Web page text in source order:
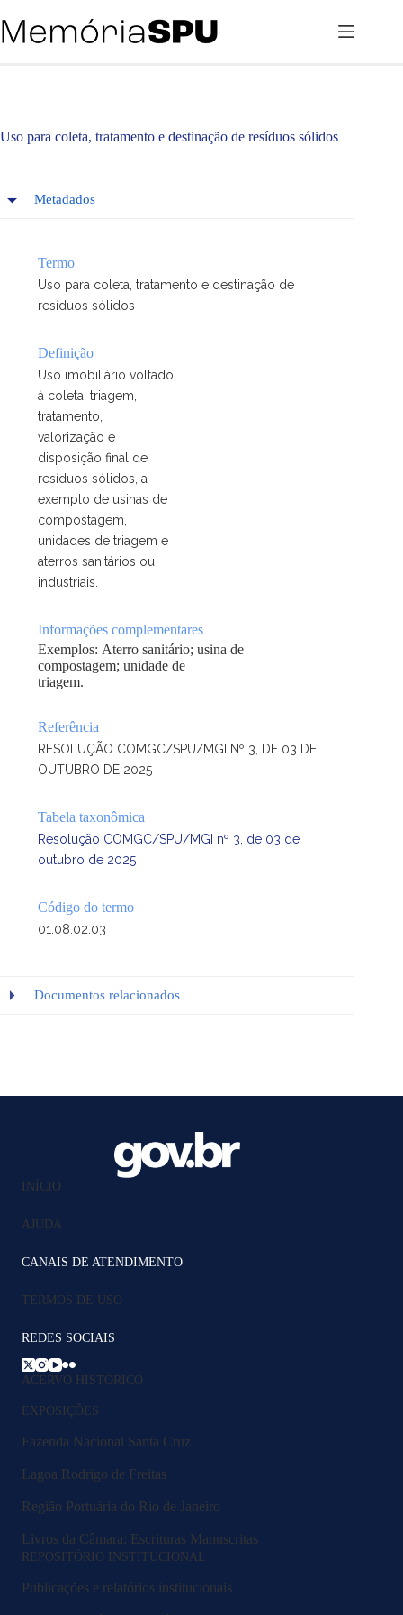
para
o
Uso para coleta, tratamento e destinação de resíduos sólidos
Metadados
Termo
Uso para coleta, tratamento e destinação de
resíduos sólidos
Definição
Uso imobiliário voltado
à coleta, triagem,
tratamento,
valorização e
disposição final de
resíduos sólidos, a
exemplo de usinas de
compostagem,
unidades de triagem e
aterros sanitários ou
industriais.
Informações complementares
Exemplos: Aterro sanitário; usina de
compostagem; unidade de
triagem.
Referência
RESOLUÇÃO COMGC/SPU/MGI Nº 3, DE 03 DE
OUTUBRO DE 2025
Tabela taxonômica
Resolução COMGC/SPU/MGI nº 3, de 03 de
outubro de 2025
Código do termo
01.08.02.03
Documentos relacionados
INÍCIO
AJUDA
CANAIS DE ATENDIMENTO
TERMOS DE USO
REDES SOCIAIS
ACERVO HISTÓRICO
EXPOSIÇÕES
Fazenda Nacional Santa Cruz
Lagoa Rodrigo de Freitas
Região Portuária do Rio de Janeiro
Livros da Câmara: Escrituras Manuscritas
REPOSITÓRIO INSTITUCIONAL
Publicações e relatórios institucionais